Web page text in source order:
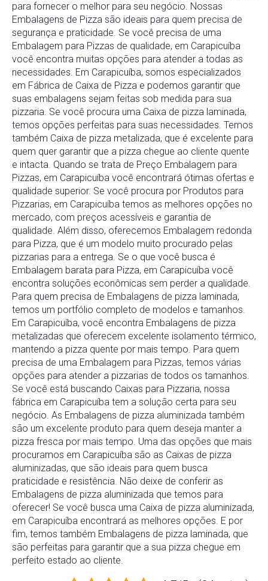
para fornecer o melhor para seu negócio. Nossas
Embalagens de Pizza são ideais para quem precisa de
segurança e praticidade. Se você precisa de uma
Embalagem para Pizzas de qualidade, em Carapicuíba
você encontra muitas opções para atender a todas as
necessidades. Em Carapicuíba, somos especializados
em Fábrica de Caixa de Pizza e podemos garantir que
suas embalagens sejam feitas sob medida para sua
pizzaria. Se você procura uma Caixa de pizza laminada,
temos opções perfeitas para suas necessidades. Temos
também Caixa de pizza metalizada, que é excelente para
quem quer garantir que a pizza chegue ao cliente quente
e intacta. Quando se trata de Preço Embalagem para
Pizzas, em Carapicuíba você encontrará ótimas ofertas e
qualidade superior. Se você procura por Produtos para
Pizzarias, em Carapicuíba temos as melhores opções no
mercado, com preços acessíveis e garantia de
qualidade. Além disso, oferecemos Embalagem redonda
para Pizza, que é um modelo muito procurado pelas
pizzarias para a entrega. Se o que você busca é
Embalagem barata para Pizza, em Carapicuíba você
encontra soluções econômicas sem perder a qualidade.
Para quem precisa de Embalagens de pizza laminada,
temos um portfólio completo de modelos e tamanhos.
Em Carapicuíba, você encontra Embalagens de pizza
metalizadas que oferecem excelente isolamento térmico,
mantendo a pizza quente por mais tempo. Para quem
precisa de uma Embalagem para Pizzas, temos várias
opções para atender a pizzarias de todos os tamanhos.
Se você está buscando Caixas para Pizzaria, nossa
fábrica em Carapicuíba tem a solução certa para seu
negócio. As Embalagens de pizza aluminizada também
são um excelente produto para quem deseja manter a
pizza fresca por mais tempo. Uma das opções que mais
procuramos em Carapicuíba são as Caixas de pizza
aluminizadas, que são ideais para quem busca
praticidade e resistência. Não deixe de conferir as
Embalagens de pizza aluminizada que temos para
oferecer! Se você busca uma Caixa de pizza aluminizada,
em Carapicuíba encontrará as melhores opções. E por
fim, temos também Embalagens de pizza laminada, que
são perfeitas para garantir que a sua pizza chegue em
perfeito estado ao cliente.